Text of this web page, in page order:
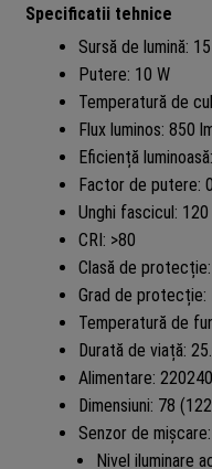
Specificatii tehnice
Sursă de lumină:
Putere: 10 W
Temperatură de
Flux luminos: 850
Eficiență
Factor de putere:
Unghi fascicul: 120
CRI: >80
Clasă de
Grad de protecție:
Temperatură de
Durată de viață:
Alimentare:
Dimensiuni: 78
Senzor de mișcare:
Nivel iluminare